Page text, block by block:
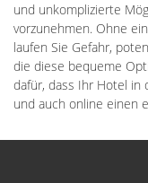
und unkomplizierte
vorzunehmen. Ohne
laufen Sie Gefahr,
die diese bequeme
dafür, dass Ihr Hotel in
und auch online einen